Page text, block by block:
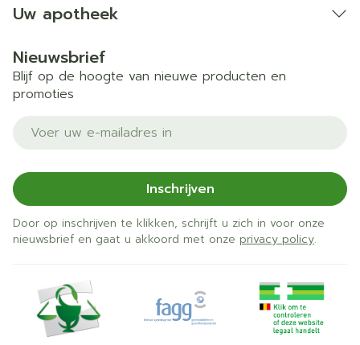
Uw apotheek
Nieuwsbrief
Blijf op de hoogte van nieuwe producten en
promoties
E-mail adres
Inschrijven
Door op inschrijven te klikken, schrijft u zich in voor onze
nieuwsbrief en gaat u akkoord met onze privacy policy.